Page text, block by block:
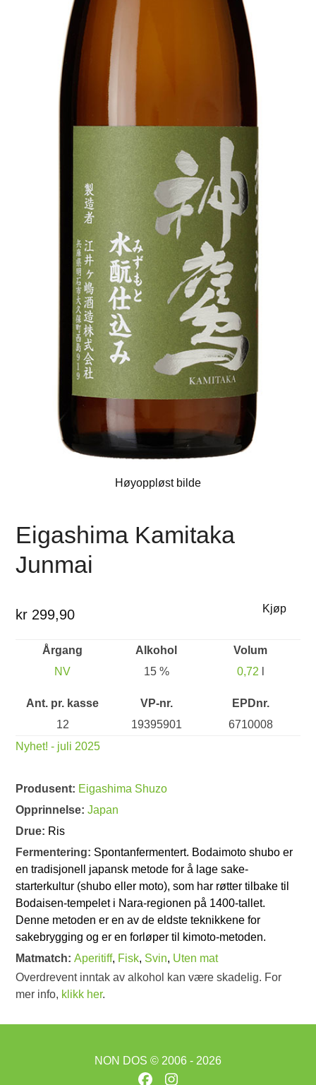
Høyoppløst bilde
Eigashima Kamitaka
Junmai
kr 299,90 Kjøp
Årgang
NV
Alkohol
15 %
Volum
0,72
Ant. pr. kasse
12
VP-nr.
19395901
EPDnr.
6710008
Nyhet! - juli 2025
Produsent: Eigashima Shuzo
Opprinnelse:Japan
Drue: Ris
Fermentering: Spontanfermentert. Bodaimoto shubo er
en tradisjonell japansk metode for å lage sake-
starterkultur (shubo eller moto), som har røtter tilbake til
Bodaisen-tempelet i Nara-regionen på 1400-tallet.
Denne metoden er en av de eldste teknikkene for
sakebrygging og er en forløper til kimoto-metoden.
Matmatch:Aperitiff, Fisk, Svin, Uten mat
Overdrevent inntak av alkohol kan være skadelig. For
mer info, klikk her.
NON DOS © 2006 - 2026